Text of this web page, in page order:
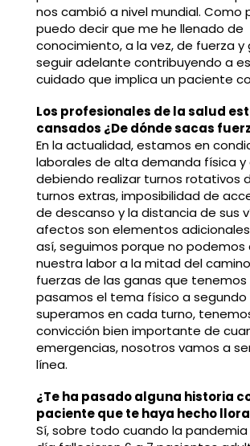
nos cambió a nivel mundial. Como
puedo decir que me he llenado de
conocimiento, a la vez, de fuerza y
seguir adelante contribuyendo a
cuidado que implica un paciente
Los profesionales de la salud
cansados ¿De dónde sacas
En la actualidad, estamos en
laborales de alta demanda física y
debiendo realizar turnos rotativos
turnos extras, imposibilidad de
de descanso y la distancia de sus
afectos son elementos
así, seguimos porque no podemos
nuestra labor a la mitad del
fuerzas de las ganas que tenemos
pasamos el tema físico a segundo
superamos en cada turno,
convicción bien importante de
emergencias, nosotros vamos a
línea.
¿Te ha pasado alguna historia
paciente que te haya hecho
Sí, sobre todo cuando la pandemia